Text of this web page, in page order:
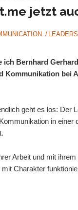
jetzt
ich Bernhard
Kommunikation bei
geht es los: Der
in einer
Arbeit und mit
Charakter